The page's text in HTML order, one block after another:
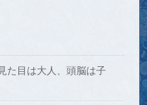
た目は大人、頭脳は子